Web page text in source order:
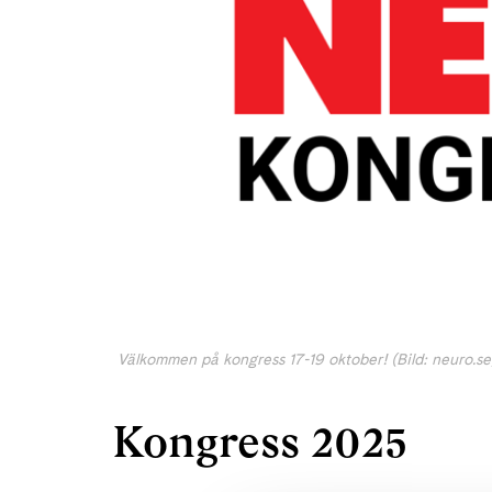
Välkommen på kongress 17-19 oktober! (Bild:
Kongress 2025